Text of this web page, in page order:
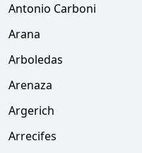
Antonio Carboni
Arana
Arboledas
Arenaza
Argerich
Arrecifes